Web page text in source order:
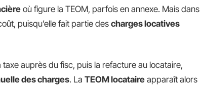
où figure la TEOM, parfois en annexe. Mais dans
puisqu’elle fait partie des charges locatives
auprès du fisc, puis la refacture au locataire,
des charges. La TEOM locataire apparaît alors